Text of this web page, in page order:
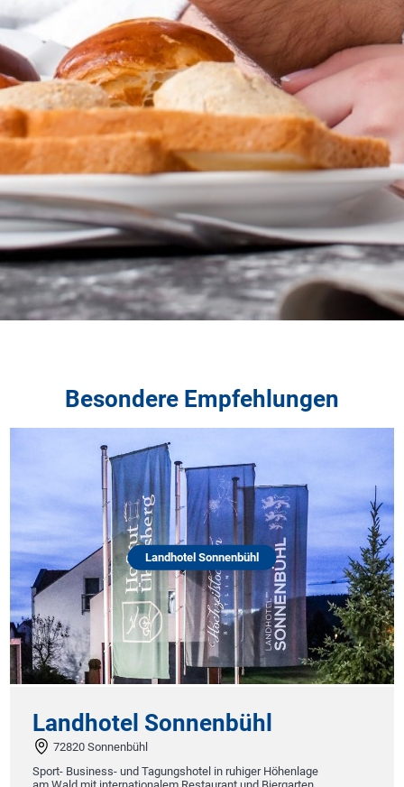
Besondere Empfehlungen
Landhotel Sonnenbühl
Landhotel Sonnenbühl
72820 Sonnenbühl
Sport- Business- und Tagungshotel in ruhiger Höhenlage